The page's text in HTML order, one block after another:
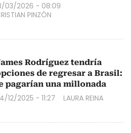
03/2026 - 08:09
PINZÓN
Rodríguez tendría
de regresar a Brasil:
pagarían una millonada
12/2025 - 11:27 LAURA REINA